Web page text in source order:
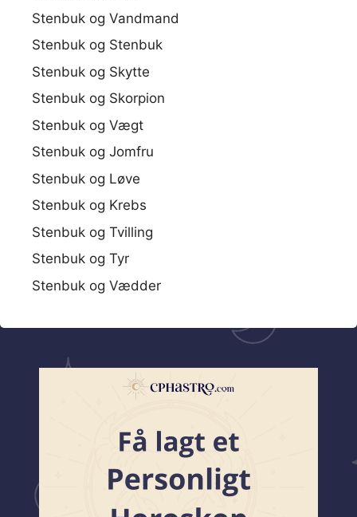
Stenbuk og Vandmand
Stenbuk og Stenbuk
Stenbuk og Skytte
Stenbuk og Skorpion
Stenbuk og Vægt
Stenbuk og Jomfru
Stenbuk og Løve
Stenbuk og Krebs
Stenbuk og Tvilling
Stenbuk og Tyr
Stenbuk og Vædder